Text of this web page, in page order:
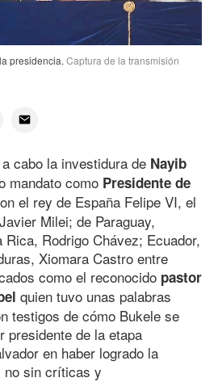
presidencia. Captura de la transmisión
cabo la investidura de Nayib
mandato como Presidente de
el rey de España Felipe VI, el
Milei; de Paraguay,
Rica, Rodrigo Chávez; Ecuador,
Xiomara Castro entre
como el reconocido pastor
quien tuvo unas palabras
testigos de cómo Bukele se
presidente de la etapa
en haber logrado la
no sin críticas y